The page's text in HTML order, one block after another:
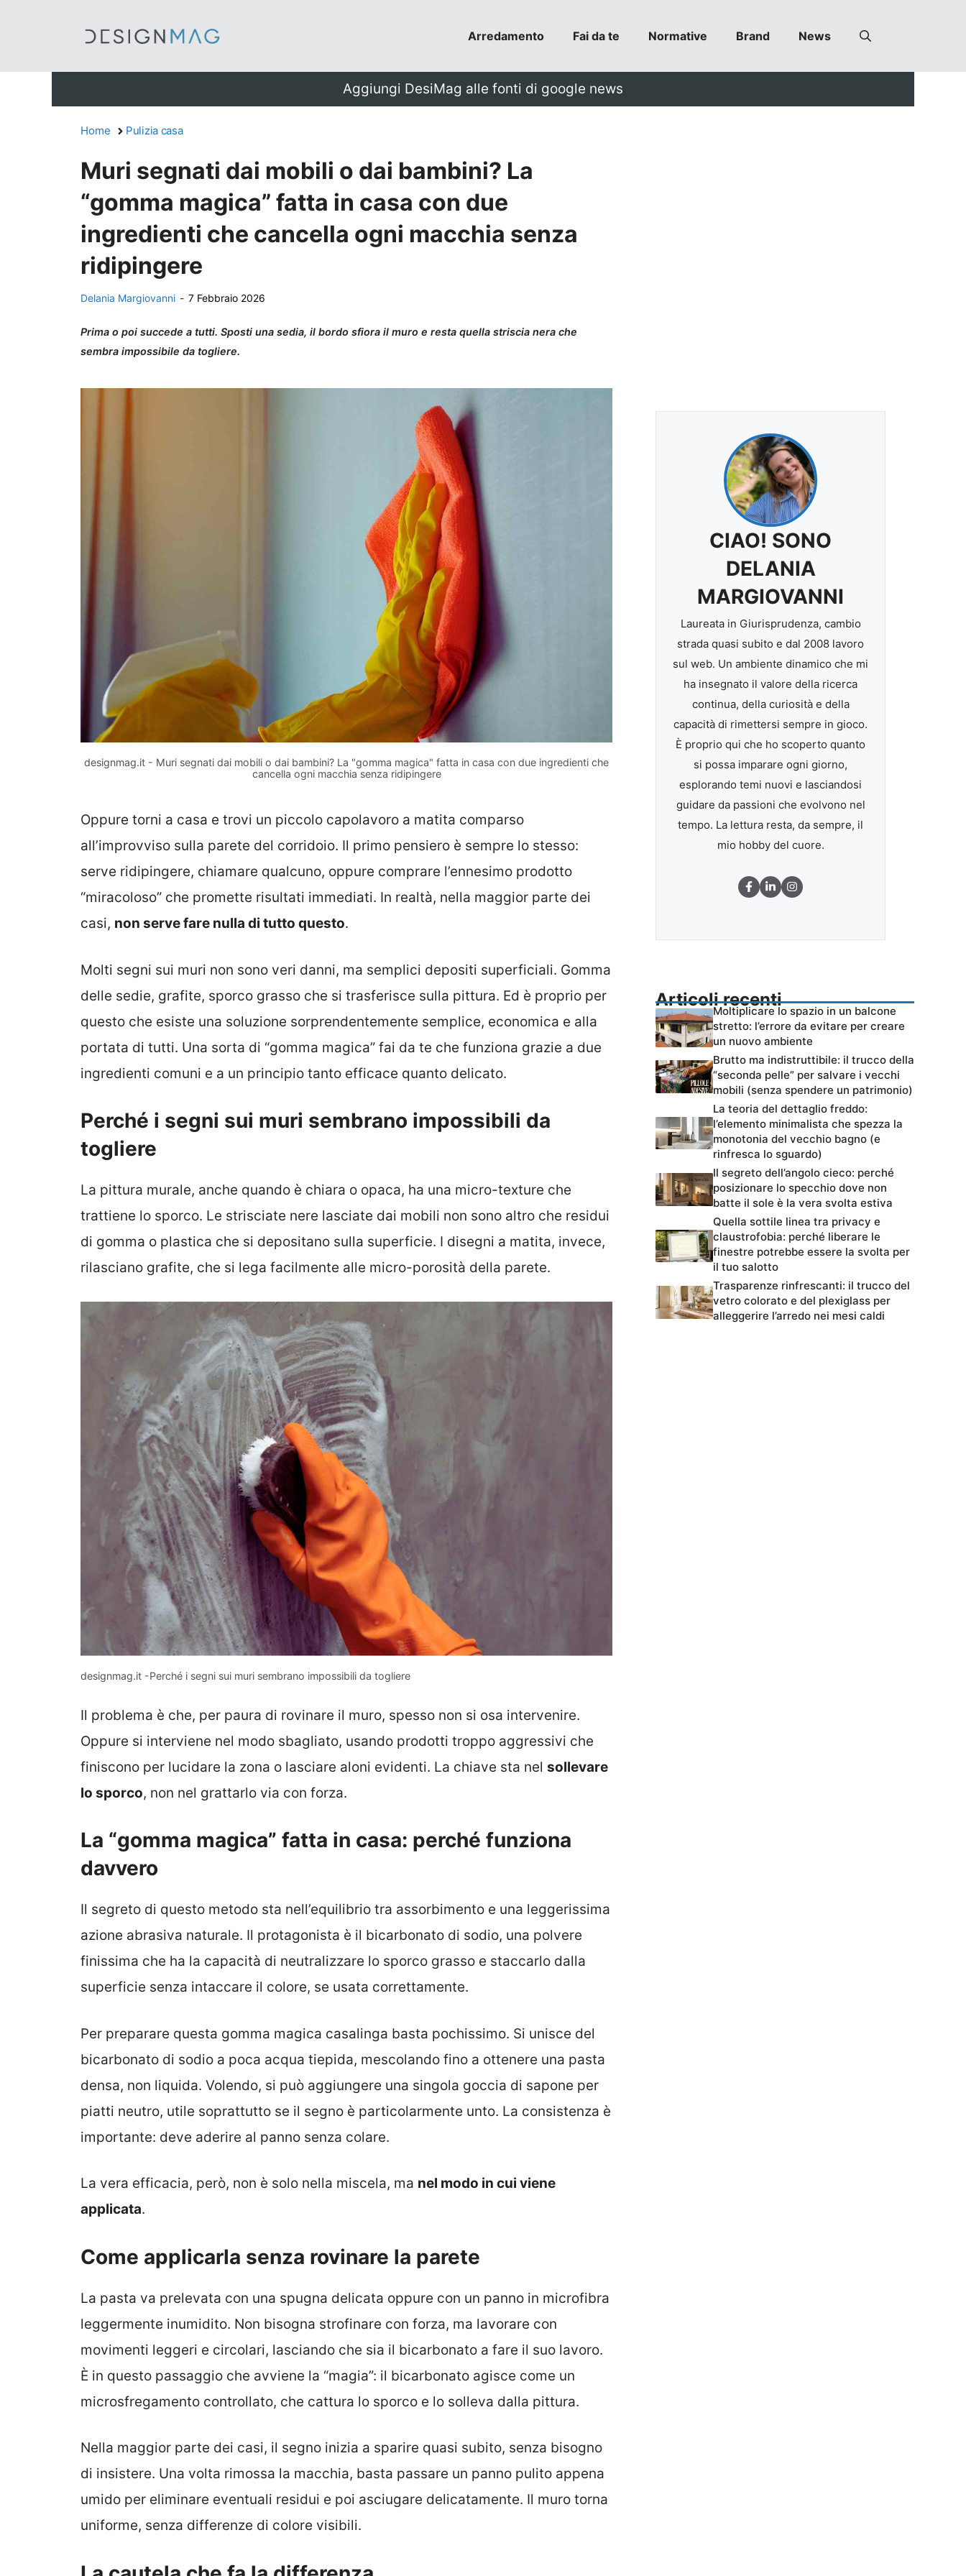
Arredamento Fai da te Normative Brand News
Aggiungi DesiMag alle fonti di google news
Home Pulizia casa
Muri segnati dai mobili o dai bambini? La
“gomma magica” fatta in casa con due
ingredienti che cancella ogni macchia senza
ridipingere
Delania Margiovanni - 7 Febbraio 2026
Prima o poi succede a tutti. Sposti una sedia, il bordo sfiora il muro e resta quella striscia nera che
sembra impossibile da togliere.
designmag.it - Muri segnati dai mobili o dai bambini? La "gomma magica" fatta in casa con due ingredienti che
cancella ogni macchia senza ridipingere
Oppure torni a casa e trovi un piccolo capolavoro a matita comparso
all’improvviso sulla parete del corridoio. Il primo pensiero è sempre lo stesso:
serve ridipingere, chiamare qualcuno, oppure comprare l’ennesimo prodotto
“miracoloso” che promette risultati immediati. In realtà, nella maggior parte dei
casi, non serve fare nulla di tutto questo.
Molti segni sui muri non sono veri danni, ma semplici depositi superficiali. Gomma
delle sedie, grafite, sporco grasso che si trasferisce sulla pittura. Ed è proprio per
questo che esiste una soluzione sorprendentemente semplice, economica e alla
portata di tutti. Una sorta di “gomma magica” fai da te che funziona grazie a due
ingredienti comuni e a un principio tanto efficace quanto delicato.
Perché i segni sui muri sembrano impossibili da
togliere
La pittura murale, anche quando è chiara o opaca, ha una micro-texture che
trattiene lo sporco. Le strisciate nere lasciate dai mobili non sono altro che residui
di gomma o plastica che si depositano sulla superficie. I disegni a matita, invece,
rilasciano grafite, che si lega facilmente alle micro-porosità della parete.
designmag.it -Perché i segni sui muri sembrano impossibili da togliere
Il problema è che, per paura di rovinare il muro, spesso non si osa intervenire.
Oppure si interviene nel modo sbagliato, usando prodotti troppo aggressivi che
finiscono per lucidare la zona o lasciare aloni evidenti. La chiave sta nel sollevare
lo sporco, non nel grattarlo via con forza.
La “gomma magica” fatta in casa: perché funziona
davvero
Il segreto di questo metodo sta nell’equilibrio tra assorbimento e una leggerissima
azione abrasiva naturale. Il protagonista è il bicarbonato di sodio, una polvere
finissima che ha la capacità di neutralizzare lo sporco grasso e staccarlo dalla
superficie senza intaccare il colore, se usata correttamente.
Per preparare questa gomma magica casalinga basta pochissimo. Si unisce del
bicarbonato di sodio a poca acqua tiepida, mescolando fino a ottenere una pasta
densa, non liquida. Volendo, si può aggiungere una singola goccia di sapone per
piatti neutro, utile soprattutto se il segno è particolarmente unto. La consistenza è
importante: deve aderire al panno senza colare.
La vera efficacia, però, non è solo nella miscela, ma nel modo in cui viene
applicata.
Come applicarla senza rovinare la parete
La pasta va prelevata con una spugna delicata oppure con un panno in microfibra
leggermente inumidito. Non bisogna strofinare con forza, ma lavorare con
movimenti leggeri e circolari, lasciando che sia il bicarbonato a fare il suo lavoro.
È in questo passaggio che avviene la “magia”: il bicarbonato agisce come un
microsfregamento controllato, che cattura lo sporco e lo solleva dalla pittura.
Nella maggior parte dei casi, il segno inizia a sparire quasi subito, senza bisogno
di insistere. Una volta rimossa la macchia, basta passare un panno pulito appena
umido per eliminare eventuali residui e poi asciugare delicatamente. Il muro torna
uniforme, senza differenze di colore visibili.
CIAO! SONO
DELANIA
MARGIOVANNI
Laureata in Giurisprudenza, cambio
strada quasi subito e dal 2008 lavoro
sul web. Un ambiente dinamico che mi
ha insegnato il valore della ricerca
continua, della curiosità e della
capacità di rimettersi sempre in gioco.
È proprio qui che ho scoperto quanto
si possa imparare ogni giorno,
esplorando temi nuovi e lasciandosi
guidare da passioni che evolvono nel
tempo. La lettura resta, da sempre, il
mio hobby del cuore.
Articoli recenti
Moltiplicare lo spazio in un balcone
stretto: l’errore da evitare per creare
un nuovo ambiente
Brutto ma indistruttibile: il trucco della
“seconda pelle” per salvare i vecchi
mobili (senza spendere un patrimonio)
La teoria del dettaglio freddo:
l’elemento minimalista che spezza la
monotonia del vecchio bagno (e
rinfresca lo sguardo)
Il segreto dell’angolo cieco: perché
posizionare lo specchio dove non
batte il sole è la vera svolta estiva
Quella sottile linea tra privacy e
claustrofobia: perché liberare le
finestre potrebbe essere la svolta per
il tuo salotto
Trasparenze rinfrescanti: il trucco del
vetro colorato e del plexiglass per
alleggerire l’arredo nei mesi caldi